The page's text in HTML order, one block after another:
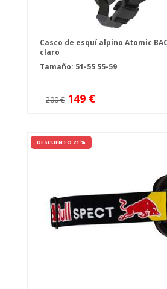
Casco de esquí alpino Atomic
claro
Tamaño: 51-55 55-59
200 € 149 €
DESCUENTO 21 %